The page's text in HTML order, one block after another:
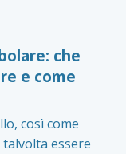
che
e come
così come
essere